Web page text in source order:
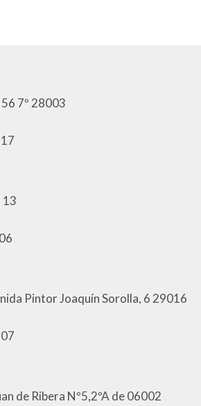
7º 28003
13
Pintor Joaquín Sorolla, 6 29016
de Ribera Nº5,2ºA de 06002